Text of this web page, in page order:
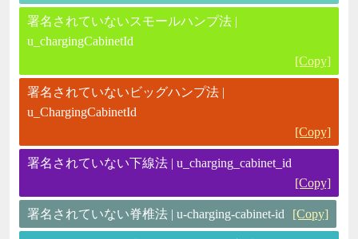
署名されていないスモールハンプ法 |
u_chargingCabinetId
[Copy]
署名されていないビッグハンプ法 |
u_ChargingCabinetId
[Copy]
署名されていない下線法 | u_charging_cabinet_id
[Copy]
署名されていない脊椎法 | u-charging-cabinet-id [Copy]